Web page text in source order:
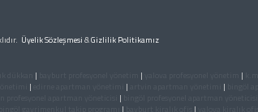
Üyelik Sözleşmesi &Gizlilik Politikamız
| | |
| | |
|
| |